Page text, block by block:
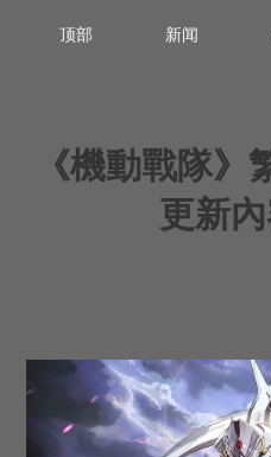
顶部 新闻
《機動戰隊》
更新